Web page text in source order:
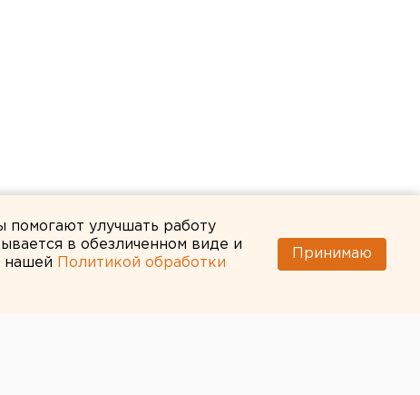
помогают улучшать работу
в обезличенном виде и
нашей
Политикой обработки
Принимаю